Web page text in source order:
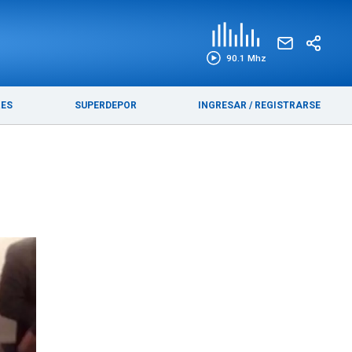
90.1 Mhz
SUPERDEPOR INGRESAR / REGISTRARSE